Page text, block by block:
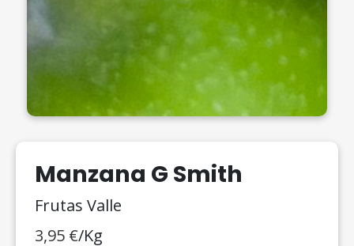
Manzana G Smith
Frutas Valle
3,95 €/Kg